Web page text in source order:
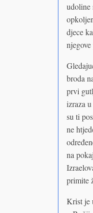
udoline
djece
broda
prvi
izraza
su ti
ne
na
primite
Krist je